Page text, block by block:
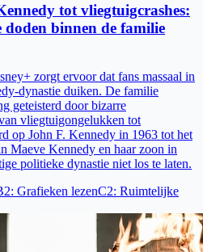
tot vliegtuigcrashes:
binnen de familie
zorgt ervoor dat fans massaal in
dynastie duiken. De familie
geteisterd door bizarre
vliegtuigongelukken tot
op John F. Kennedy in 1963 tot het
Maeve Kennedy en haar zoon in
politieke dynastie niet los te laten.
: Grafieken lezenC2: Ruimtelijke